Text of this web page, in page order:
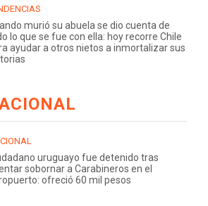
murió su abuela se dio cuenta de
lo que se fue con ella: hoy recorre Chile
ayudar a otros nietos a inmortalizar sus
uruguayo fue detenido tras
sobornar a Carabineros en el
ofreció 60 mil pesos